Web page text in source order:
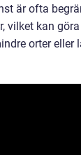
är ofta
vilket kan
orter eller